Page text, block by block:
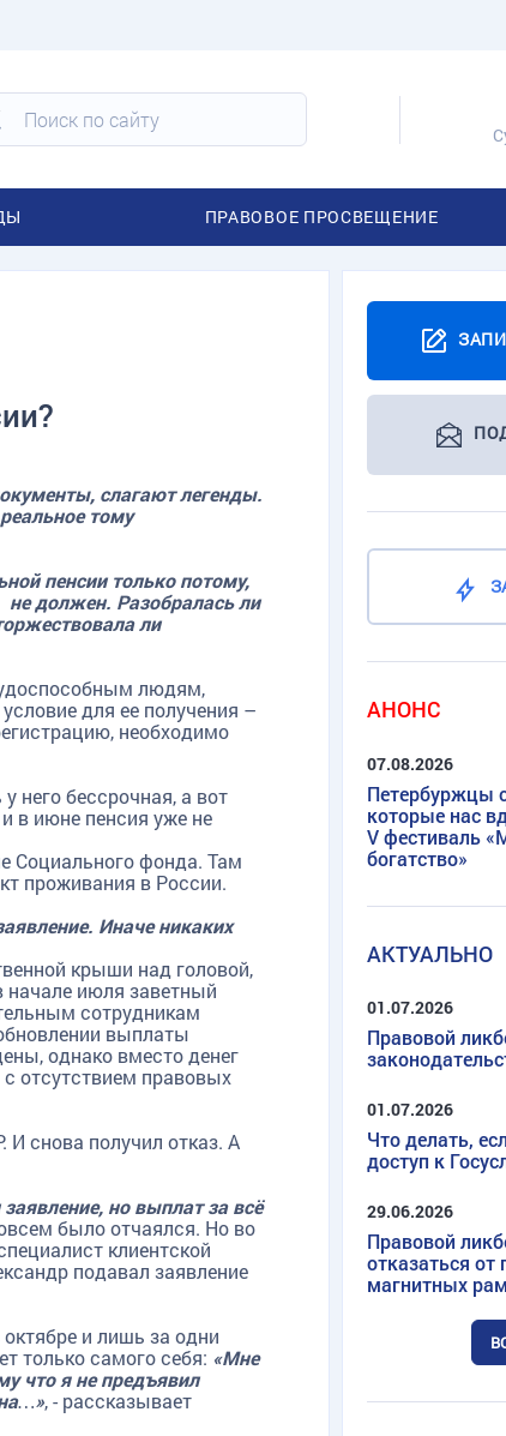
ПРАВОВОЕ ПРОСВЕЩЕНИЕ
слагают легенды.
тому
пенсии только потому,
должен. Разобралась ли
ли
людям,
для ее получения –
необходимо
него бессрочная, а вот
в июне пенсия уже не
Социального фонда. Там
проживания в России.
Иначе никаких
крыши над головой,
начале июля заветный
сотрудникам
выплаты
однако вместо денег
отсутствием правовых
И снова получил отказ. А
но выплат за всё
было отчаялся. Но во
клиентской
подавал заявление
и лишь за одни
только самого себя: «Мне
что я не предъявил
, - рассказывает
АНОНС
07.08.2026
Петербуржцы
которые нас
V фестиваль
богатство»
АКТУАЛЬНО
01.07.2026
Правовой
01.07.2026
Что делать,
доступ к
29.06.2026
Правовой
отказаться
магнитных